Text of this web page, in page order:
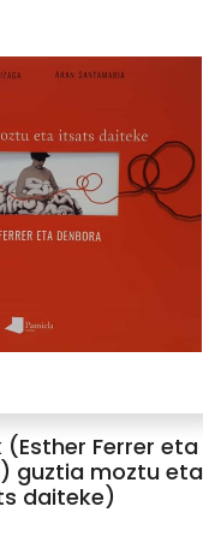
(Esther Ferrer eta
guztia moztu eta
daiteke)